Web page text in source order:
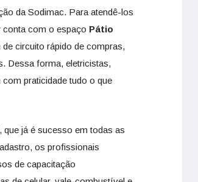
da Sodimac. Para atendê-los
conta com o espaço Pátio
circuito rápido de compras,
Dessa forma, eletricistas,
praticidade tudo o que
, que já é sucesso em todas as
os profissionais
de capacitação